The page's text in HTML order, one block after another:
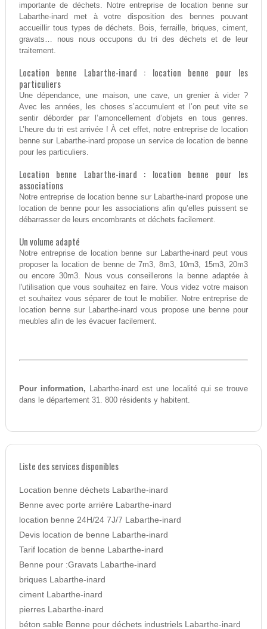
importante de déchets. Notre entreprise de location benne sur
Labarthe-inard met à votre disposition des bennes pouvant
accueillir tous types de déchets. Bois, ferraille, briques, ciment,
gravats… nous nous occupons du tri des déchets et de leur
traitement.
Location benne Labarthe-inard : location benne pour les
particuliers
Une dépendance, une maison, une cave, un grenier à vider ?
Avec les années, les choses s’accumulent et l’on peut vite se
sentir déborder par l’amoncellement d’objets en tous genres.
L’heure du tri est arrivée ! À cet effet, notre entreprise de location
benne sur Labarthe-inard propose un service de location de benne
pour les particuliers.
Location benne Labarthe-inard : location benne pour les
associations
Notre entreprise de location benne sur Labarthe-inard propose une
location de benne pour les associations afin qu’elles puissent se
débarrasser de leurs encombrants et déchets facilement.
Un volume adapté
Notre entreprise de location benne sur Labarthe-inard peut vous
proposer la location de benne de 7m3, 8m3, 10m3, 15m3, 20m3
ou encore 30m3. Nous vous conseillerons la benne adaptée à
l'utilisation que vous souhaitez en faire. Vous videz votre maison
et souhaitez vous séparer de tout le mobilier. Notre entreprise de
location benne sur Labarthe-inard vous propose une benne pour
meubles afin de les évacuer facilement.
Pour information, Labarthe-inard est une localité qui se trouve
dans le département 31. 800 résidents y habitent.
Liste des services disponibles
Location benne déchets Labarthe-inard
Benne avec porte arrière Labarthe-inard
location benne 24H/24 7J/7 Labarthe-inard
Devis location de benne Labarthe-inard
Tarif location de benne Labarthe-inard
Benne pour :Gravats Labarthe-inard
briques Labarthe-inard
ciment Labarthe-inard
pierres Labarthe-inard
béton sable Benne pour déchets industriels Labarthe-inard